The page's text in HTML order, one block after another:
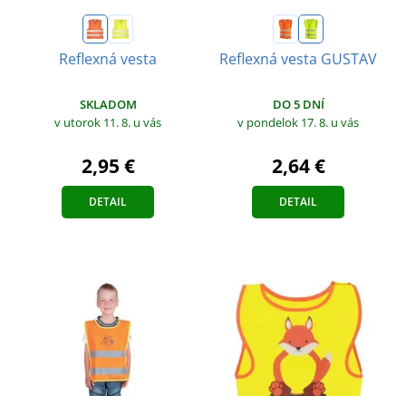
Reflexná vesta
SKLADOM
v utorok 11. 8. u vás
2,95 €
DETAIL
Reflexná vesta GUSTAV
DO 5 DNÍ
v pondelok 17. 8. u vás
2,64 €
DETAIL